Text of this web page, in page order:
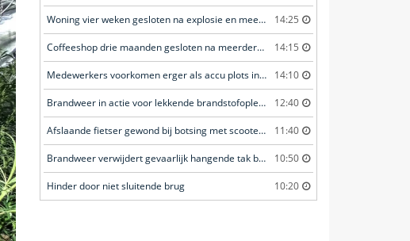
Woning vier weken gesloten na explosie en meerdere geweldsincidenten 14:25
Coffeeshop drie maanden gesloten na meerdere overtredingen 14:15
Medewerkers voorkomen erger als accu plots in brand vliegt 14:10
Brandweer in actie voor lekkende brandstofoplegger 12:40
Afslaande fietser gewond bij botsing met scooterrijder 11:40
Brandweer verwijdert gevaarlijk hangende tak boven fietspad 10:50
Hinder door niet sluitende brug 10:20